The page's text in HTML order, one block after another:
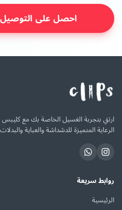
احصل على
ارتقِ بتجربة الغسيل الخاصة بك مع
الرعاية المتميزة للدشداشة والعباية
روابط سريعة
الرئيسية